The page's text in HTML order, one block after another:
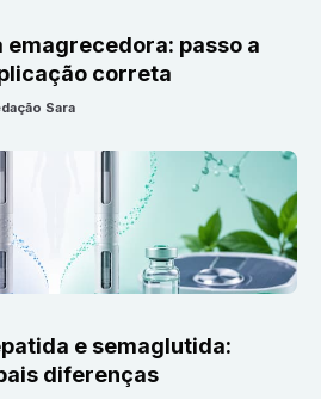
emagrecedora: passo a
correta
Sara
e semaglutida:
diferenças